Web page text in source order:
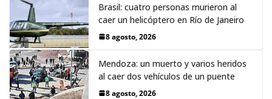
Brasil: cuatro personas murieron al
caer un helicóptero en Río de Janeiro
8 agosto, 2026
Mendoza: un muerto y varios heridos
al caer dos vehículos de un puente
8 agosto, 2026